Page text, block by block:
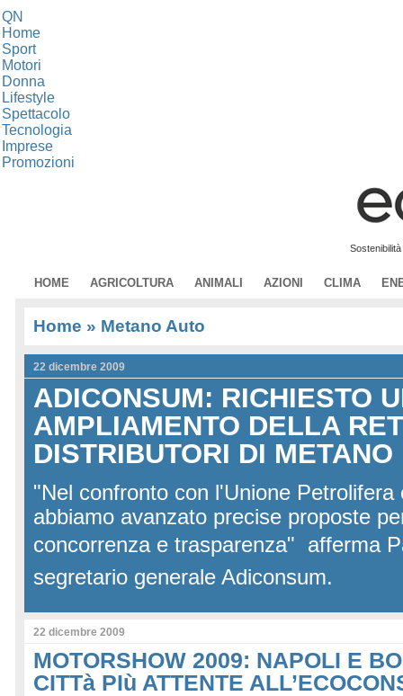
QN
Home
Sport
Motori
Donna
Lifestyle
Spettacolo
Tecnologia
Imprese
Promozioni
HOME AGRICOLTURA ANIMALI AZIONI CLIMA
Home » Metano Auto
22 dicembre 2009
ADICONSUM: RICHIESTO
AMPLIAMENTO DELLA
DISTRIBUTORI DI
"Nel confronto con l'Unione Petrolifera
abbiamo avanzato precise proposte
concorrenza e trasparenza"  afferma
segretario generale Adiconsum.
22 dicembre 2009
MOTORSHOW 2009: NAPOLI E
CITTà PIù ATTENTE